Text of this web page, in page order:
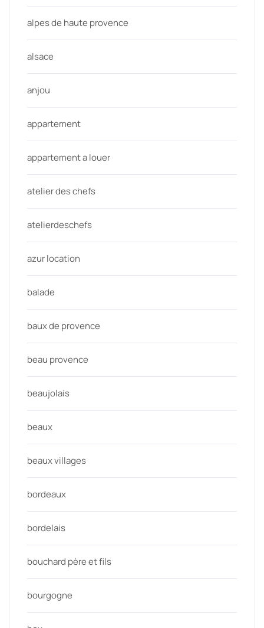
alpes de haute provence
alsace
anjou
appartement
appartement a louer
atelier des chefs
atelierdeschefs
azur location
balade
baux de provence
beau provence
beaujolais
beaux
beaux villages
bordeaux
bordelais
bouchard père et fils
bourgogne